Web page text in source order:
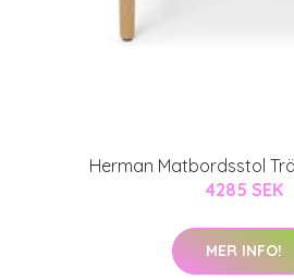
Herman Matbordsstol
4285 SEK
MER INFO!